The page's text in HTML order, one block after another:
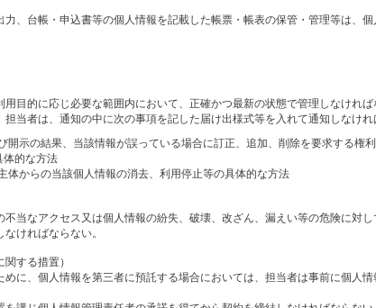
、台帳・申込書等の個人情報を記載した帳票・帳表の保管・管理等は、
目的に応じ必要な範囲内において、正確かつ最新の状態で管理しなけれ
当者は、通知の中に次の事項を記した届け出様式等を入れて通知しなけれ
開示の結果、当該情報が誤っている場合に訂正、追加、削除を要求する権
体的な方法
体からの当該個人情報の消去、利用停止等の具体的な方法
当なアクセス又は個人情報の紛失、破壊、改ざん、漏えい等の危険に対
ければならない。
する措置）
に、個人情報を第三者に預託する場合においては、担当者は事前に個人情